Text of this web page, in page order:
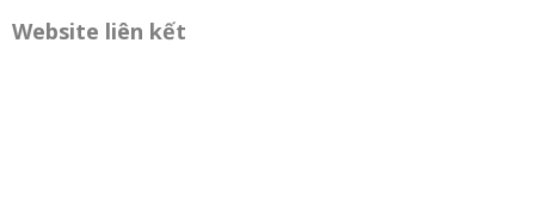
Website liên kết